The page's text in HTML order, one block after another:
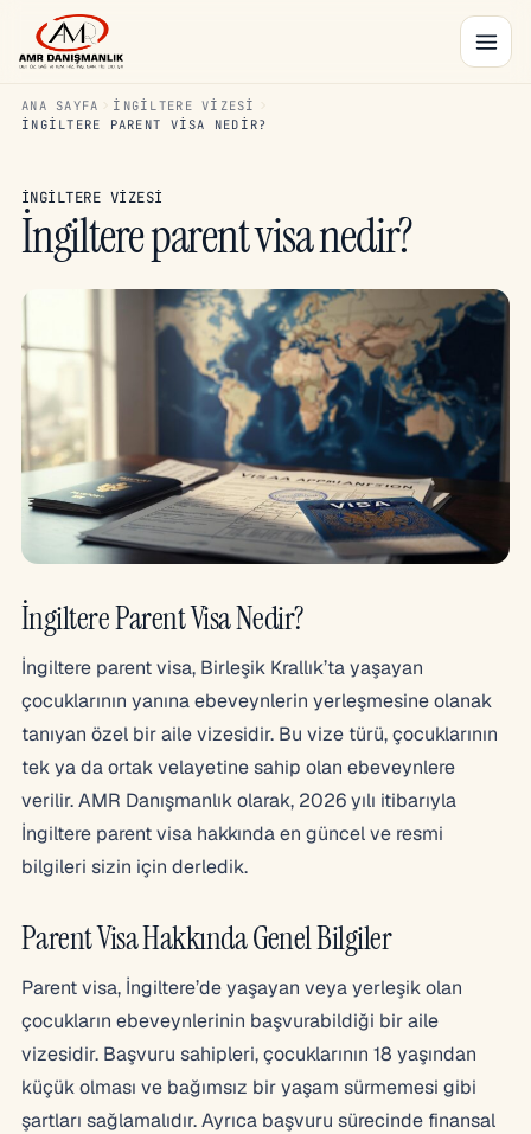
ANA SAYFA
İNGILTERE VIZESI
İNGILTERE PARENT VISA NEDIR?
İNGILTERE VIZESI
İngiltere parent visa nedir?
İngiltere Parent Visa Nedir?
İngiltere parent visa, Birleşik Krallık’ta yaşayan
çocuklarının yanına ebeveynlerin yerleşmesine olanak
tanıyan özel bir aile vizesidir. Bu vize türü, çocuklarının
tek ya da ortak velayetine sahip olan ebeveynlere
verilir. AMR Danışmanlık olarak, 2026 yılı itibarıyla
İngiltere parent visa hakkında en güncel ve resmi
bilgileri sizin için derledik.
Parent Visa Hakkında Genel Bilgiler
Parent visa, İngiltere’de yaşayan veya yerleşik olan
çocukların ebeveynlerinin başvurabildiği bir aile
vizesidir. Başvuru sahipleri, çocuklarının 18 yaşından
küçük olması ve bağımsız bir yaşam sürmemesi gibi
şartları sağlamalıdır. Ayrıca başvuru sürecinde finansal